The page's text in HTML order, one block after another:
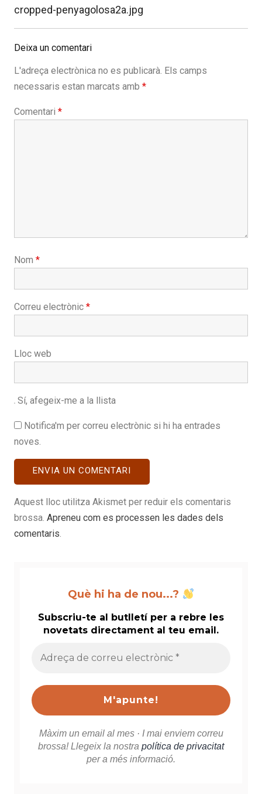
Previous
post:
cropped-penyagolosa2a.jpg
Deixa un comentari
L'adreça electrònica no es publicarà. Els camps
necessaris estan marcats amb *
Comentari *
Nom *
Correu electrònic *
Lloc web
Sí, afegeix-me a la llista
Notifica'm per correu electrònic si hi ha entrades
noves.
Aquest lloc utilitza Akismet per reduir els comentaris
brossa. Apreneu com es processen les dades dels
comentaris.
Què hi ha de nou...?
Subscriu-te al butlletí per a rebre les
novetats directament al teu email.
*
Màxim un email al mes · I mai enviem correu
brossa! Llegeix la nostra política de privacitat
per a més informació.